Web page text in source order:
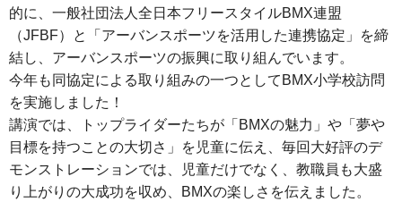
的に、一般社団法人全日本フリースタイルBMX連盟
（JFBF）と「アーバンスポーツを活用した連携協定」を締
結し、アーバンスポーツの振興に取り組んでいます。
今年も同協定による取り組みの一つとしてBMX小学校訪問
を実施しました！
講演では、トップライダーたちが「BMXの魅力」や「夢や
目標を持つことの大切さ」を児童に伝え、毎回大好評のデ
モンストレーションでは、児童だけでなく、教職員も大盛
り上がりの大成功を収め、BMXの楽しさを伝えました。